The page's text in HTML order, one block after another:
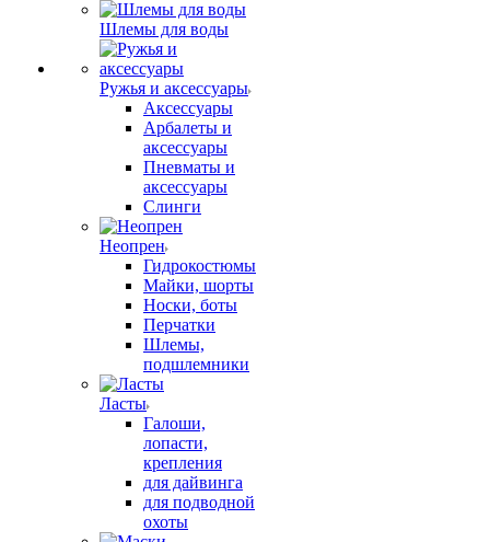
Шлемы для воды
Ружья и аксессуары
Аксессуары
Арбалеты и
аксессуары
Пневматы и
аксессуары
Слинги
Неопрен
Гидрокостюмы
Майки, шорты
Носки, боты
Перчатки
Шлемы,
подшлемники
Ласты
Галоши,
лопасти,
крепления
для дайвинга
для подводной
охоты